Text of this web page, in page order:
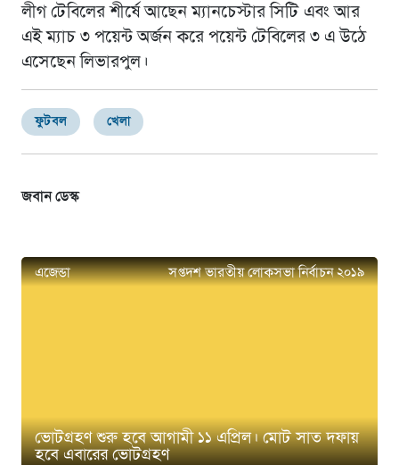
লীগ টেবিলের শীর্ষে আছেন ম্যানচেস্টার সিটি এবং আর
এই ম্যাচ ৩ পয়েন্ট অর্জন করে পয়েন্ট টেবিলের ৩ এ উঠে
এসেছেন লিভারপুল।
ফুটবল খেলা
জবান ডেস্ক
এজেন্ডা সপ্তদশ ভারতীয় লোকসভা নির্বাচন ২০১৯
ভোটগ্রহণ শুরু হবে আগামী ১১ এপ্রিল। মোট সাত দফায়
হবে এবারের ভোটগ্রহণ